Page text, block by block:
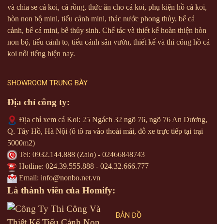
và chia se cá koi, cá rồng, thức ăn cho cá koi, phụ kiện hồ cá koi,
hòn non bộ mini, tiểu cảnh mini, thác nước phong thủy, bể cá
cảnh, bế cá mini, bể thủy sinh. Chế tác và thiết kế hoàn thiện hòn
non bộ, tiểu cảnh to, tiểu cảnh sân vườn, thiết kế và thi công hồ cá
koi nổi tiếng hiện nay.
SHOWROOM TRƯNG BÀY
Địa chỉ công ty:
Địa chỉ xem cá Koi: 25 Ngách 32 ngõ 76, ngõ 76 An Dương,
Q. Tây Hồ, Hà Nội (ô tô ra vào thoải mái, đỗ xe trực tiếp tại trại
5000m2)
Tel: 0932.144.888 (Zalo) - 02466848743
Hotline: 024.39.555.888 - 024.32.666.777
Email: info@nonbo.net.vn
Là thành viên của Homify:
BẢN ĐỒ